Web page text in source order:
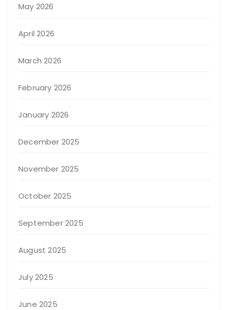
May 2026
April 2026
March 2026
February 2026
January 2026
December 2025
November 2025
October 2025
September 2025
August 2025
July 2025
June 2025